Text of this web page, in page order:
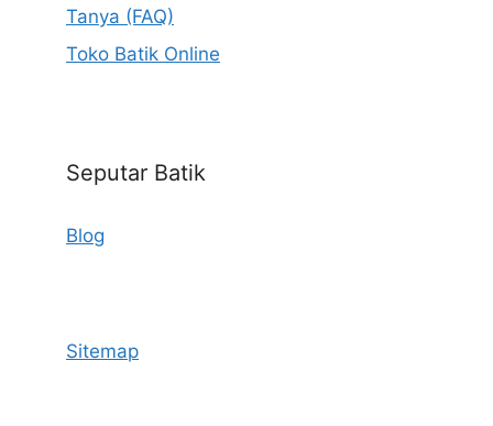
Tanya (FAQ)
Toko Batik Online
Seputar Batik
Blog
Sitemap